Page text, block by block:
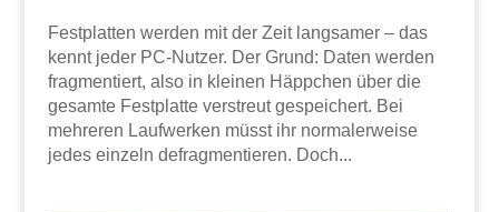
Festplatten werden mit der Zeit langsamer – das
kennt jeder PC-Nutzer. Der Grund: Daten werden
fragmentiert, also in kleinen Häppchen über die
gesamte Festplatte verstreut gespeichert. Bei
mehreren Laufwerken müsst ihr normalerweise
jedes einzeln defragmentieren. Doch...